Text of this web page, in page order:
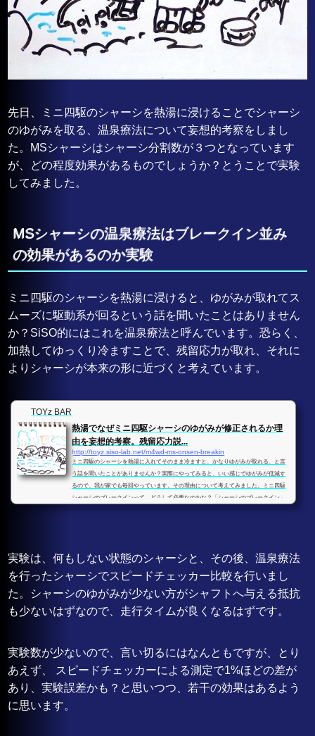
先日、ミニ四駆のシャーシを熱湯に浸けることでシャーシ
のゆがみを取る、温泉療法について妄想的考察をしまし
た。MSシャーシはシャーシ分割数が３つとなっています
が、どの程度効果があるものでしょうか？とうことで実験
してみました。
MSシャーシの温泉療法はブレークイン並み
の効果があるのか実験
ミニ四駆のシャーシを熱湯に浸けると、ゆがみが取れてス
ムーズに駆動系が回るという話を聞いたことはありません
か？SiSO的にはこれを温泉療法と呼んでいます。恐らく、
加熱してゆっくり冷ますことで、残留応力が取れ、それに
よりシャーシが本来の形に近づくと考えています。
TOYz BAR
熱湯でなぜミニ四駆シャーシのゆがみが修正されるか理
由を妄想的考察。残留応力説...
http://toyz.siso-lab.net/m4wd-ms-onsen-breakin
ミニ四駆のシャーシを熱湯に入れてそのまま冷ますと、かなりゆがみが取れる、と言
う話を聞いたことがありませんか？実際にやってみると、いい感じでゆがみが低減す
るので、我が家でも毎回やっています。その理由について考えてみました。ミニ四駆
シャーシのブレークインって、どうして必要なのかな？「シャーシのブレークイン」
実験は、何もしない状態のシャーシと、その後、温泉療法
を行ったシャーシでスピードチェッカー比較を行いまし
た。シャーシのゆがみが少ない方がシャフトへ与える抵抗
も少ないはずなので、走行タイムが良くなるはずです。
実験数が少ないので、言い切るにはなんともですが、とり
あえず、 スピードチェッカーによる測定で1%ほどの差が
あり、実験誤差かも？と思いつつ、若干の効果はあるよう
に思います。